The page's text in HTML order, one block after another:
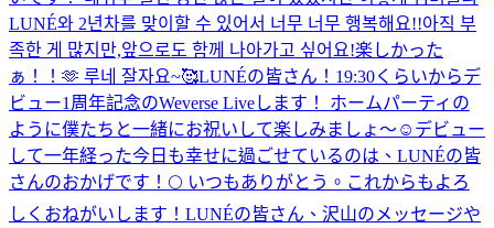
LUNÉ와 2년차를 맞이할 수 있어서 너무 너무 행복해요!!아직 부
족한 게 많지만,앞으로도 함께 나아가고 싶어요!楽しかった
ぁ！！🫶 루네 잘자요~🥰LUNÉの皆さん！19:30くらいからデ
ビュー1周年記念のWeverse Liveします！ ホームパーティの
ように僕たちと一緒にお祝いして楽しみましょ〜☺️ デビュー
して一年経った今日も幸せに過ごせているのは、LUNÉの皆
さんのおかげです！🌕 いつもありがとう。これからもよろ
しくおねがいします！ LUNÉの皆さん、沢山のメッセージや